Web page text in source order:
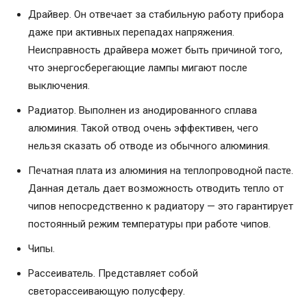
Драйвер. Он отвечает за стабильную работу прибора
даже при активных перепадах напряжения.
Неисправность драйвера может быть причиной того,
что энергосберегающие лампы мигают после
выключения.
Радиатор. Выполнен из анодированного сплава
алюминия. Такой отвод очень эффективен, чего
нельзя сказать об отводе из обычного алюминия.
Печатная плата из алюминия на теплопроводной пасте.
Данная деталь дает возможность отводить тепло от
чипов непосредственно к радиатору — это гарантирует
постоянный режим температуры при работе чипов.
Чипы.
Рассеиватель. Представляет собой
светорассеивающую полусферу.